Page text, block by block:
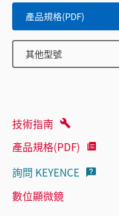
產品規格(PDF)
其他型號
技術指南
產品規格(PDF)
詢問 KEYENCE
數位顯微鏡